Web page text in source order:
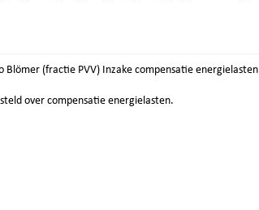
(fractie PVV) Inzake compensatie energielasten
over compensatie energielasten.